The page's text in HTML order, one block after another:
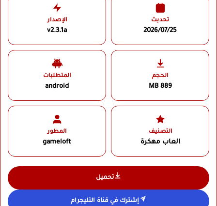
تحديث
2026/07/25
الإصدار
v2.3.1a
الحجم
889 MB
المتطلبات
android
التصنيف
العاب مهكرة
المطور
gameloft
تحميل
إشترك في قناة التليجرام